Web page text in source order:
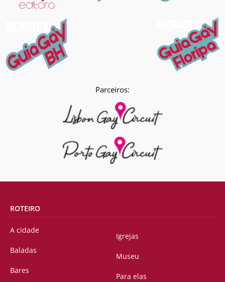
Parceiros:
ROTEIRO
A cidade
Baladas
Bares
Igrejas
Museu
Para elas